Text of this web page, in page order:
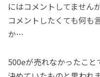
にはコメントしてませんが
コメントしたくても何も
か…
500eが売れなかったこ